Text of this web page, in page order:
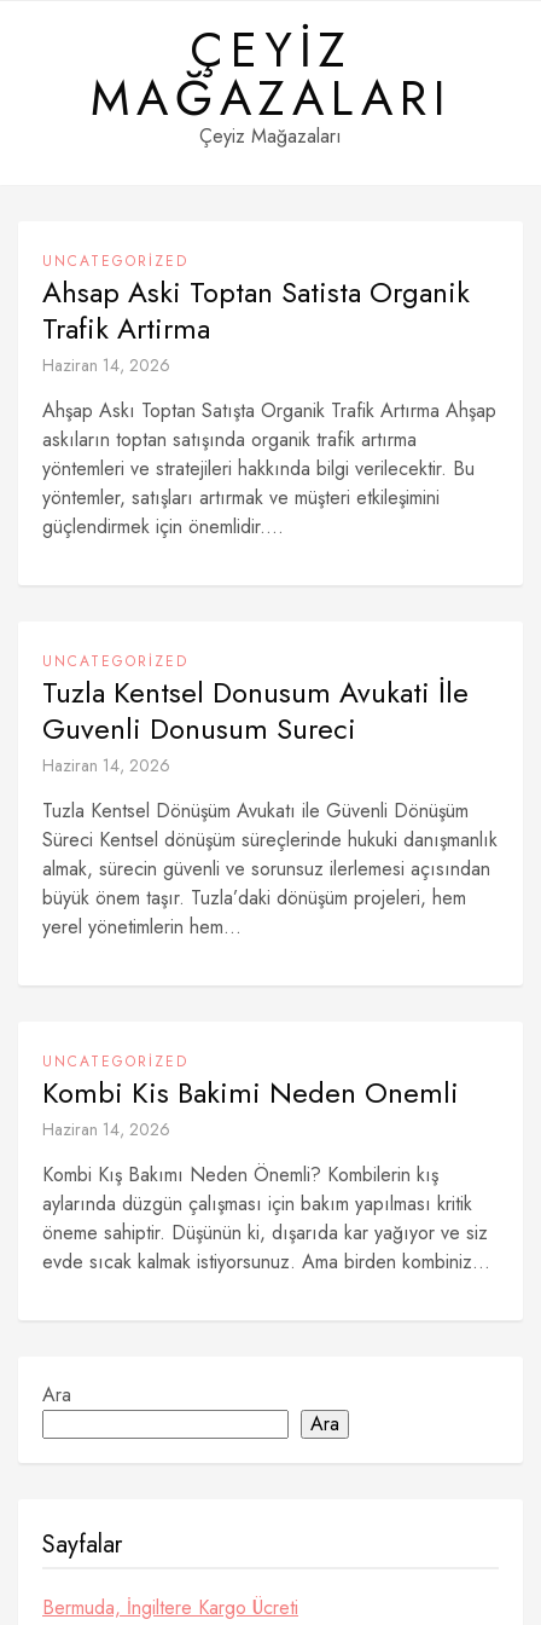
ÇEYIZ
MAĞAZALARI
Çeyiz Mağazaları
UNCATEGORIZED
Ahsap Aski Toptan Satista Organik
Trafik Artirma
Haziran 14, 2026
Ahşap Askı Toptan Satışta Organik Trafik Artırma Ahşap
askıların toptan satışında organik trafik artırma
yöntemleri ve stratejileri hakkında bilgi verilecektir. Bu
yöntemler, satışları artırmak ve müşteri etkileşimini
güçlendirmek için önemlidir....
UNCATEGORIZED
Tuzla Kentsel Donusum Avukati İle
Guvenli Donusum Sureci
Haziran 14, 2026
Tuzla Kentsel Dönüşüm Avukatı ile Güvenli Dönüşüm
Süreci Kentsel dönüşüm süreçlerinde hukuki danışmanlık
almak, sürecin güvenli ve sorunsuz ilerlemesi açısından
büyük önem taşır. Tuzla’daki dönüşüm projeleri, hem
yerel yönetimlerin hem...
UNCATEGORIZED
Kombi Kis Bakimi Neden Onemli
Haziran 14, 2026
Kombi Kış Bakımı Neden Önemli? Kombilerin kış
aylarında düzgün çalışması için bakım yapılması kritik
öneme sahiptir. Düşünün ki, dışarıda kar yağıyor ve siz
evde sıcak kalmak istiyorsunuz. Ama birden kombiniz...
Ara
Ara
Sayfalar
Bermuda, İngiltere Kargo Ücreti